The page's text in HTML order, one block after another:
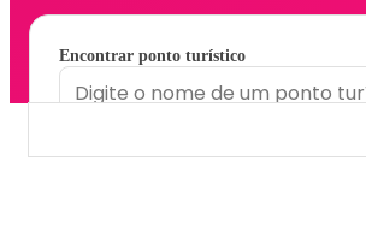
Encontrar ponto turístico